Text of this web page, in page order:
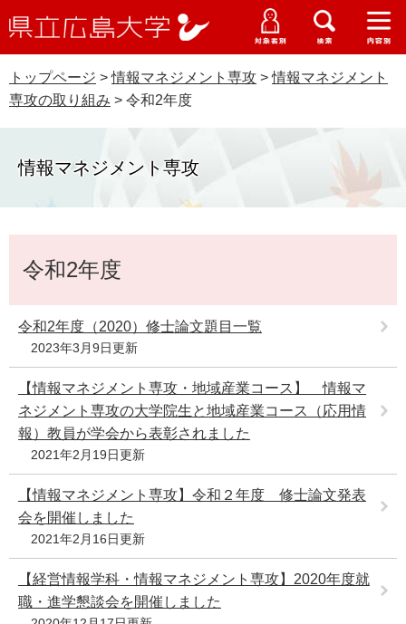
ー
ジ
先
頭
ニ
ュ
を
飛
文
ニ
ュ
ー
ニ
ュ
ー
ニ
ー
立
大
学
受験生の皆さま
在学生の皆さま
卒業生の皆さま
研究者の皆さま
教職員の皆さま
受験生特設サイト
WEB版大学案内
資料請求
交通アクセス
English
中文簡体
G
o
カ
タ
検
大学概要
学部・大学院・専攻科
学生生活・就職支援
研究・地域連携・国際交流
入試情報
トップページ >情報マネジメント専攻 >情報マネジメント
専攻の取り組み > 令和2年度
情報マネジメント専攻
文令和2年度
令和2年度（2020）修士論文題目一覧
2023年3月9日更新
【情報マネジメント専攻・地域産業コース】 情報マ
ネジメント専攻の大学院生と地域産業コース（応用情
報）教員が学会から表彰されました
2021年2月19日更新
【情報マネジメント専攻】令和２年度 修士論文発表
会を開催しました
2021年2月16日更新
【経営情報学科・情報マネジメント専攻】2020年度就
職・進学懇談会を開催しました